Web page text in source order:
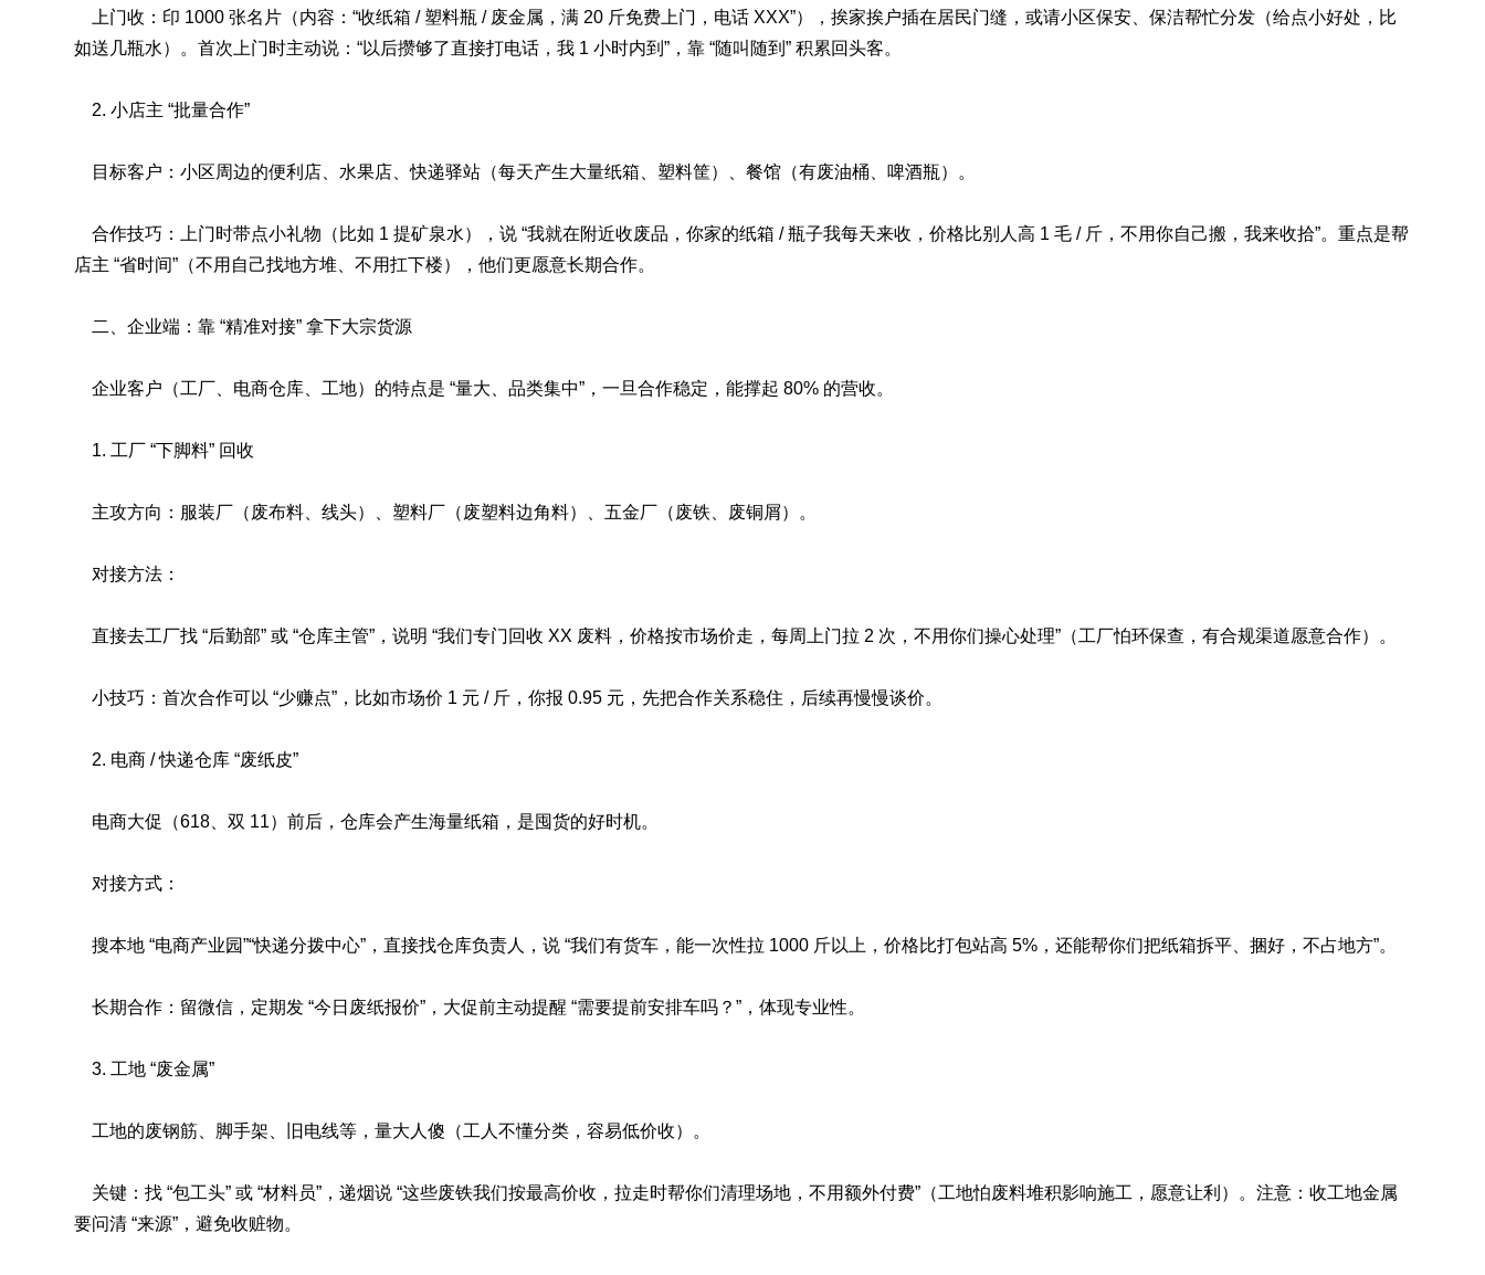
上门收：印 1000 张名片（内容：“收纸箱 / 塑料瓶 / 废金属，满 20 斤免费上门，电话 XXX”），挨家挨户插在居民门缝，或请小区保安、保洁帮忙分发（给点小好处，比
如送几瓶水）。首次上门时主动说：“以后攒够了直接打电话，我 1 小时内到”，靠 “随叫随到” 积累回头客。
2. 小店主 “批量合作”
目标客户：小区周边的便利店、水果店、快递驿站（每天产生大量纸箱、塑料筐）、餐馆（有废油桶、啤酒瓶）。
合作技巧：上门时带点小礼物（比如 1 提矿泉水），说 “我就在附近收废品，你家的纸箱 / 瓶子我每天来收，价格比别人高 1 毛 / 斤，不用你自己搬，我来收拾”。重点是帮
店主 “省时间”（不用自己找地方堆、不用扛下楼），他们更愿意长期合作。
二、企业端：靠 “精准对接” 拿下大宗货源
企业客户（工厂、电商仓库、工地）的特点是 “量大、品类集中”，一旦合作稳定，能撑起 80% 的营收。
1. 工厂 “下脚料” 回收
主攻方向：服装厂（废布料、线头）、塑料厂（废塑料边角料）、五金厂（废铁、废铜屑）。
对接方法：
直接去工厂找 “后勤部” 或 “仓库主管”，说明 “我们专门回收 XX 废料，价格按市场价走，每周上门拉 2 次，不用你们操心处理”（工厂怕环保查，有合规渠道愿意合作）。
小技巧：首次合作可以 “少赚点”，比如市场价 1 元 / 斤，你报 0.95 元，先把合作关系稳住，后续再慢慢谈价。
2. 电商 / 快递仓库 “废纸皮”
电商大促（618、双 11）前后，仓库会产生海量纸箱，是囤货的好时机。
对接方式：
搜本地 “电商产业园”“快递分拨中心”，直接找仓库负责人，说 “我们有货车，能一次性拉 1000 斤以上，价格比打包站高 5%，还能帮你们把纸箱拆平、捆好，不占地方”。
长期合作：留微信，定期发 “今日废纸报价”，大促前主动提醒 “需要提前安排车吗？”，体现专业性。
3. 工地 “废金属”
工地的废钢筋、脚手架、旧电线等，量大人傻（工人不懂分类，容易低价收）。
关键：找 “包工头” 或 “材料员”，递烟说 “这些废铁我们按最高价收，拉走时帮你们清理场地，不用额外付费”（工地怕废料堆积影响施工，愿意让利）。注意：收工地金属
要问清 “来源”，避免收赃物。